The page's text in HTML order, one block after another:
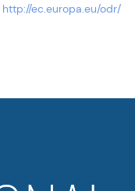
http://ec.europa.eu/odr/